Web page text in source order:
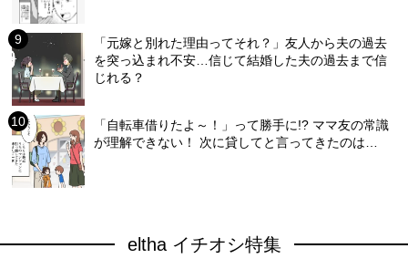
「元嫁と別れた理由ってそれ？」友人から夫の過去
を突っ込まれ不安…信じて結婚した夫の過去まで信
じれる？
「自転車借りたよ～！」って勝手に!? ママ友の常識
が理解できない！ 次に貸してと言ってきたのは…
eltha イチオシ特集